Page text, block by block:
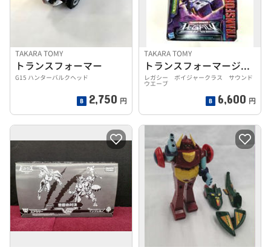
TAKARA TOMY
トランスフォーマー
G15 ハンターバルクヘッド
2,750 円
TAKARA TOMY
トランスフォーマージェネレーションズ
レガシー ボイジャークラス サウンド
ウエーブ
6,600 円